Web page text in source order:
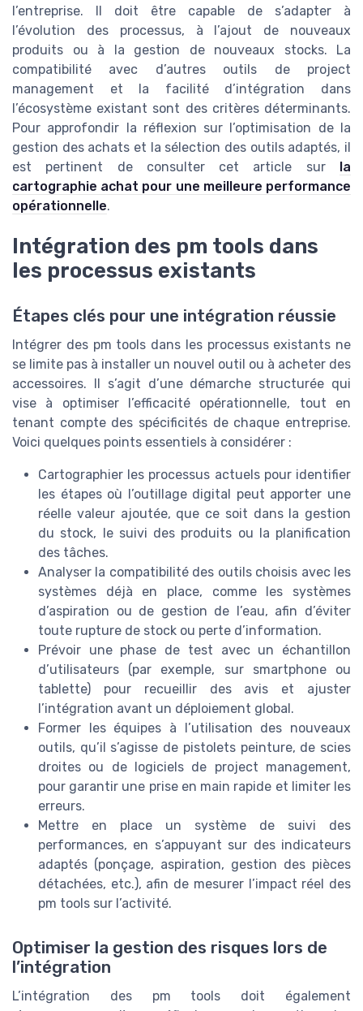
l’entreprise. Il doit être capable de s’adapter à
l’évolution des processus, à l’ajout de nouveaux
produits ou à la gestion de nouveaux stocks. La
compatibilité avec d’autres outils de project
management et la facilité d’intégration dans
l’écosystème existant sont des critères déterminants.
Pour approfondir la réflexion sur l’optimisation de la
gestion des achats et la sélection des outils adaptés, il
est pertinent de consulter cet article sur la
cartographie achat pour une meilleure performance
opérationnelle.
Intégration des pm tools dans
les processus existants
Étapes clés pour une intégration réussie
Intégrer des pm tools dans les processus existants ne
se limite pas à installer un nouvel outil ou à acheter des
accessoires. Il s’agit d’une démarche structurée qui
vise à optimiser l’efficacité opérationnelle, tout en
tenant compte des spécificités de chaque entreprise.
Voici quelques points essentiels à considérer :
Cartographier les processus actuels pour identifier
les étapes où l’outillage digital peut apporter une
réelle valeur ajoutée, que ce soit dans la gestion
du stock, le suivi des produits ou la planification
des tâches.
Analyser la compatibilité des outils choisis avec les
systèmes déjà en place, comme les systèmes
d’aspiration ou de gestion de l’eau, afin d’éviter
toute rupture de stock ou perte d’information.
Prévoir une phase de test avec un échantillon
d’utilisateurs (par exemple, sur smartphone ou
tablette) pour recueillir des avis et ajuster
l’intégration avant un déploiement global.
Former les équipes à l’utilisation des nouveaux
outils, qu’il s’agisse de pistolets peinture, de scies
droites ou de logiciels de project management,
pour garantir une prise en main rapide et limiter les
erreurs.
Mettre en place un système de suivi des
performances, en s’appuyant sur des indicateurs
adaptés (ponçage, aspiration, gestion des pièces
détachées, etc.), afin de mesurer l’impact réel des
pm tools sur l’activité.
Optimiser la gestion des risques lors de
l’intégration
L’intégration des pm tools doit également